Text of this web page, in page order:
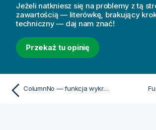
Jeżeli natkniesz się na problemy z tą
zawartością — literówkę, brakujący krok
techniczny — daj nam znać!
Przekaż tu opinię
ColumnNo — funkcja wykresu